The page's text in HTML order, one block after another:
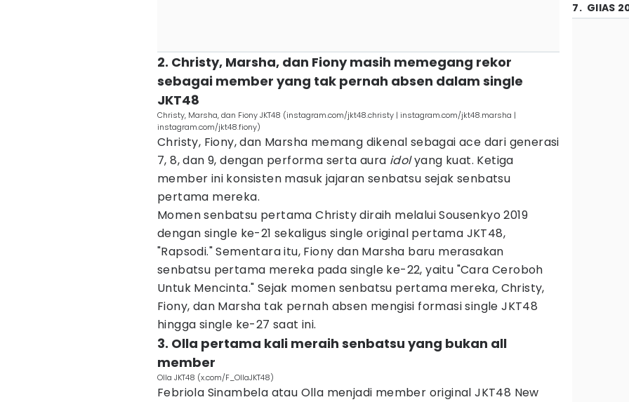
2. Christy, Marsha, dan Fiony masih memegang rekor
sebagai member yang tak pernah absen dalam single
JKT48
Christy, Marsha, dan Fiony JKT48 (instagram.com/jkt48.christy | instagram.com/jkt48.marsha |
instagram.com/jkt48.fiony)
Christy, Fiony, dan Marsha memang dikenal sebagai ace dari generasi
7, 8, dan 9, dengan performa serta aura idolyang kuat. Ketiga
member ini konsisten masuk jajaran senbatsu sejak senbatsu
pertama mereka.
Momen senbatsu pertama Christy diraih melalui Sousenkyo 2019
dengan single ke-21 sekaligus single original pertama JKT48,
"Rapsodi." Sementara itu, Fiony dan Marsha baru merasakan
senbatsu pertama mereka pada single ke-22, yaitu "Cara Ceroboh
Untuk Mencinta." Sejak momen senbatsu pertama mereka, Christy,
Fiony, dan Marsha tak pernah absen mengisi formasi single JKT48
hingga single ke-27 saat ini.
3. Olla pertama kali meraih senbatsu yang bukan all
member
Olla JKT48 (x.com/F_OllaJKT48)
Febriola Sinambela atau Olla menjadi member original JKT48 New
7. GIIAS